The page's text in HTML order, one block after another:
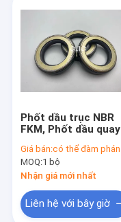
Phốt dầu trục NBR
FKM, Phốt dầu quay
trục sau
Giá bán:có thể đàm phán
MOQ:1 bộ
Nhận giá mới nhất
Liên hệ với bây giờ